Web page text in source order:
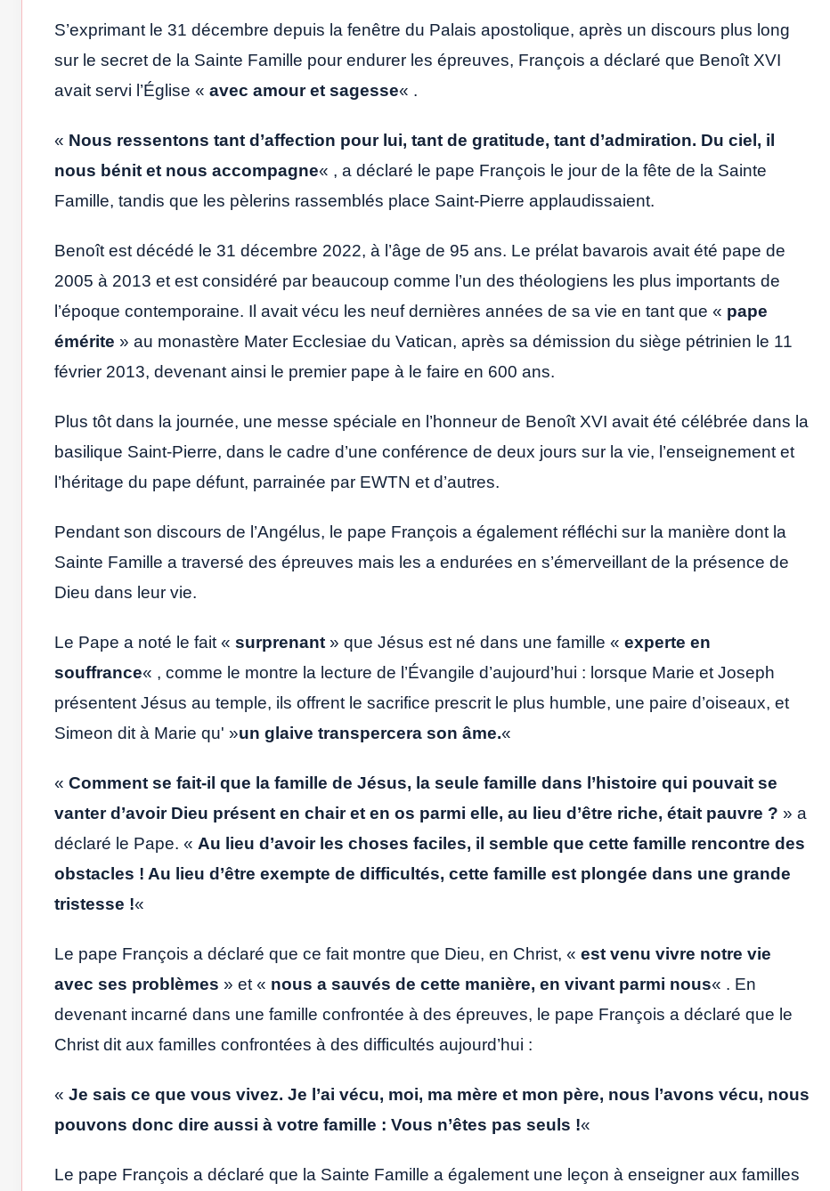
S’exprimant le 31 décembre depuis la fenêtre du Palais apostolique, après un discours plus long
sur le secret de la Sainte Famille pour endurer les épreuves, François a déclaré que Benoît XVI
avait servi l’Église « avec amour et sagesse« .
« Nous ressentons tant d’affection pour lui, tant de gratitude, tant d’admiration. Du ciel, il
nous bénit et nous accompagne« , a déclaré le pape François le jour de la fête de la Sainte
Famille, tandis que les pèlerins rassemblés place Saint-Pierre applaudissaient.
Benoît est décédé le 31 décembre 2022, à l’âge de 95 ans. Le prélat bavarois avait été pape de
2005 à 2013 et est considéré par beaucoup comme l’un des théologiens les plus importants de
l’époque contemporaine. Il avait vécu les neuf dernières années de sa vie en tant que « pape
émérite » au monastère Mater Ecclesiae du Vatican, après sa démission du siège pétrinien le 11
février 2013, devenant ainsi le premier pape à le faire en 600 ans.
Plus tôt dans la journée, une messe spéciale en l’honneur de Benoît XVI avait été célébrée dans la
basilique Saint-Pierre, dans le cadre d’une conférence de deux jours sur la vie, l’enseignement et
l’héritage du pape défunt, parrainée par EWTN et d’autres.
Pendant son discours de l’Angélus, le pape François a également réfléchi sur la manière dont la
Sainte Famille a traversé des épreuves mais les a endurées en s’émerveillant de la présence de
Dieu dans leur vie.
Le Pape a noté le fait « surprenant » que Jésus est né dans une famille « experte en
souffrance« , comme le montre la lecture de l’Évangile d’aujourd’hui : lorsque Marie et Joseph
présentent Jésus au temple, ils offrent le sacrifice prescrit le plus humble, une paire d’oiseaux, et
Simeon dit à Marie qu' »un glaive transpercera son âme.«
« Comment se fait-il que la famille de Jésus, la seule famille dans l’histoire qui pouvait se
vanter d’avoir Dieu présent en chair et en os parmi elle, au lieu d’être riche, était pauvre ? » a
déclaré le Pape. « Au lieu d’avoir les choses faciles, il semble que cette famille rencontre des
obstacles ! Au lieu d’être exempte de difficultés, cette famille est plongée dans une grande
tristesse !«
Le pape François a déclaré que ce fait montre que Dieu, en Christ, « est venu vivre notre vie
avec ses problèmes » et « nous a sauvés de cette manière, en vivant parmi nous« . En
devenant incarné dans une famille confrontée à des épreuves, le pape François a déclaré que le
Christ dit aux familles confrontées à des difficultés aujourd’hui :
« Je sais ce que vous vivez. Je l’ai vécu, moi, ma mère et mon père, nous l’avons vécu, nous
pouvons donc dire aussi à votre famille : Vous n’êtes pas seuls !«
Le pape François a déclaré que la Sainte Famille a également une leçon à enseigner aux familles